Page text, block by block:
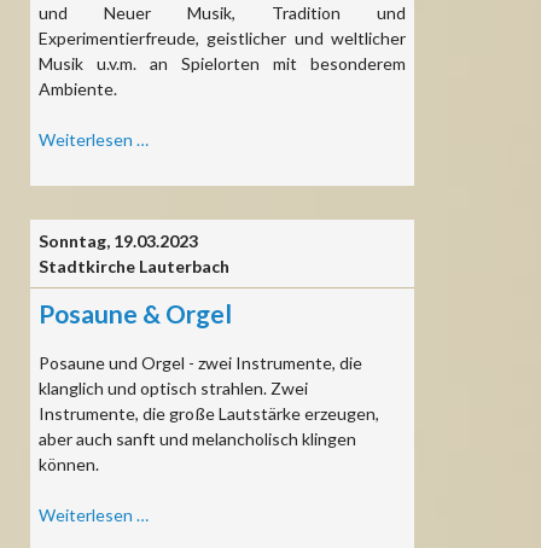
und Neuer Musik, Tradition und
Experimentierfreude, geistlicher und weltlicher
Musik u.v.m. an Spielorten mit besonderem
Ambiente.
Weiterlesen …
Pfingstmusiktage
Sonntag, 19.03.2023
Stadtkirche Lauterbach
Posaune & Orgel
Posaune und Orgel - zwei Instrumente, die
klanglich und optisch strahlen. Zwei
Instrumente, die große Lautstärke erzeugen,
aber auch sanft und melancholisch klingen
können.
Weiterlesen …